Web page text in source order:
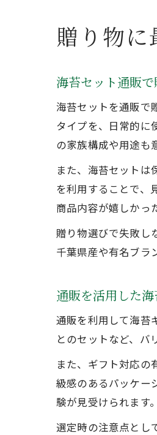
贈り物
海苔セット通販
海苔セットを通販で
タイプを、日常的に
の家族構成や用途も
また、海苔セットは
を利用することで、
商品内容が嬉しかっ
贈り物選びで失敗し
千葉県産や有名ブラ
通販を活用した
通販を利用して海苔
とのセットなど、バ
また、ギフト対応の
級感のあるパッケー
験が見受けられます。
選定時の注意点とし